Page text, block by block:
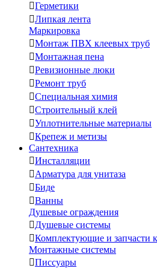
Герметики
Липкая лента
Маркировка
Монтаж ПВХ клеевых труб
Монтажная пена
Ревизионные люки
Ремонт труб
Специальная химия
Строительный клей
Уплотнительные материалы
Крепеж и метизы
Сантехника
Инсталляции
Арматура для унитаза
Биде
Ванны
Душевые ограждения
Душевые системы
Комплектующие и запчасти
Монтажные системы
Писсуары